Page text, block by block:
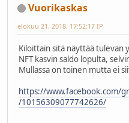
Vuorikaskas
elokuu 21, 2018, 17:52:17 IP
Kiloittain sitä näyttää tulevan
NFT kasvin saldo lopulta,
Mullassa on toinen mutta ei
https://www.facebook.com/
/10156309077742626/